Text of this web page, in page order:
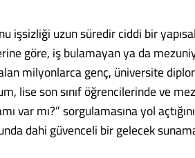
işsizliği uzun süredir ciddi bir
göre, iş bulamayan ya da
milyonlarca genç, üniversite
lise son sınıf öğrencilerinde ve
var mı?” sorgulamasına yol
dahi güvenceli bir gelecek